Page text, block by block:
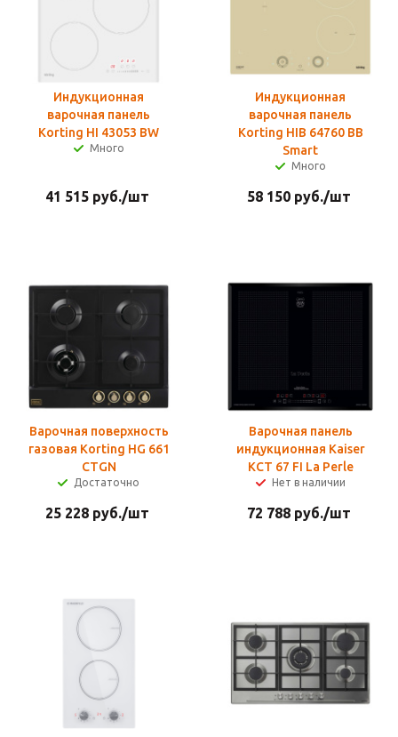
Индукционная
варочная панель
Korting HI 43053 BW
Много
41 515руб./шт
Индукционная
варочная панель
Korting HIB 64760 BB
Smart
Много
58 150руб./шт
Варочная поверхность
газовая Korting HG 661
CTGN
Достаточно
25 228руб./шт
Варочная панель
индукционная Kaiser
KCT 67 FI La Perle
Нет в наличии
72 788руб./шт